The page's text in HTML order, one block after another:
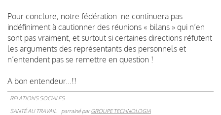
Pour conclure, notre fédération ne continuera pas
indéfiniment à cautionner des réunions « bilans » qui n’en
sont pas vraiment, et surtout si certaines directions réfutent
les arguments des représentants des personnels et
n’entendent pas se remettre en question !
A bon entendeur...!!
RELATIONS SOCIALES
SANTÉ AU TRAVAIL
parrainé parGROUPE TECHNOLOGIA